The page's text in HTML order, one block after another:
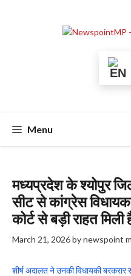
Menu
मध्यप्रदेश के श्योपुर
सीट से कांग्रेस
कोर्ट से बड़ी राहत मिली
March 21, 2026bynewspoint
शीर्ष अदालत ने उनकी विधायकी